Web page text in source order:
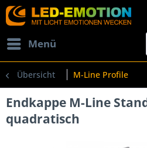
Menü
Übersicht M-Line Profile
Endkappe M-Line
quadratisch